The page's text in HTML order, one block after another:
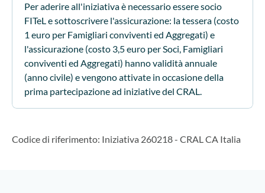
Per aderire all'iniziativa è necessario essere socio
FITeL e sottoscrivere l'assicurazione: la tessera (costo
1 euro per Famigliari conviventi ed Aggregati) e
l'assicurazione (costo 3,5 euro per Soci, Famigliari
conviventi ed Aggregati) hanno validità annuale
(anno civile) e vengono attivate in occasione della
prima partecipazione ad iniziative del CRAL.
Codice di riferimento: Iniziativa 260218- CRAL CA Italia